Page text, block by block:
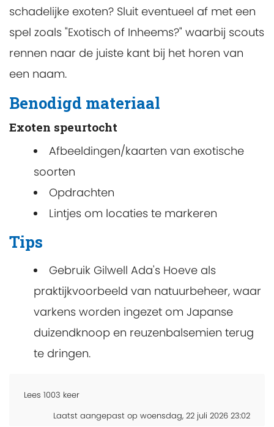
schadelijke exoten? Sluit eventueel af met een
spel zoals "Exotisch of Inheems?" waarbij scouts
rennen naar de juiste kant bij het horen van
een naam.
Benodigd materiaal
Exoten speurtocht
Afbeeldingen/kaarten van exotische
soorten
Opdrachten
Lintjes om locaties te markeren
Tips
Gebruik Gilwell Ada's Hoeve als
praktijkvoorbeeld van natuurbeheer, waar
varkens worden ingezet om Japanse
duizendknoop en reuzenbalsemien terug
te dringen.
Lees 1003 keer
Laatst aangepast op woensdag, 22 juli 2026 23:02